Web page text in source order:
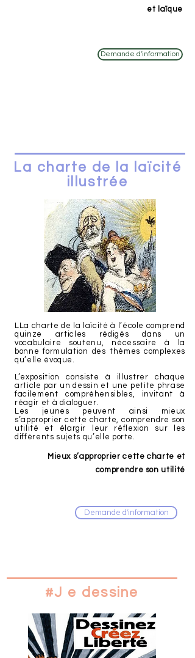
et laïque
Demande d'information
La charte de la laïcité
illustrée
LLa charte de la laïcité à l’école comprend
quinze articles rédigés dans un
vocabulaire soutenu, nécessaire à la
bonne formulation des thèmes complexes
qu’elle évoque.
L’exposition consiste à illustrer chaque
article par un dessin et une petite phrase
facilement compréhensibles, invitant à
réagir et à dialoguer.
Les jeunes peuvent ainsi mieux
s’approprier cette charte, comprendre son
utilité et élargir leur réflexion sur les
différents sujets qu’elle porte.
Mieux s’approprier cette charte et
comprendre son utilité
Demande d'information
#J e dessine